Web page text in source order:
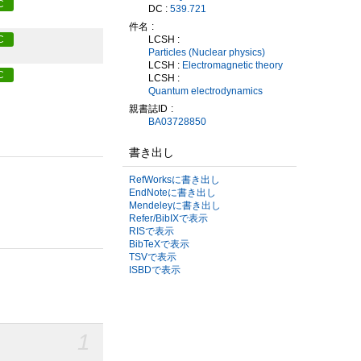
DC : 539.721
件名
LCSH :
Particles (Nuclear physics)
LCSH : Electromagnetic theory
LCSH :
Quantum electrodynamics
親書誌ID
BA03728850
書き出し
RefWorksに書き出し
EndNoteに書き出し
Mendeleyに書き出し
Refer/BibIXで表示
RISで表示
BibTeXで表示
TSVで表示
ISBDで表示